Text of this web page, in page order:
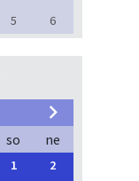
5 6
so ne
1
2